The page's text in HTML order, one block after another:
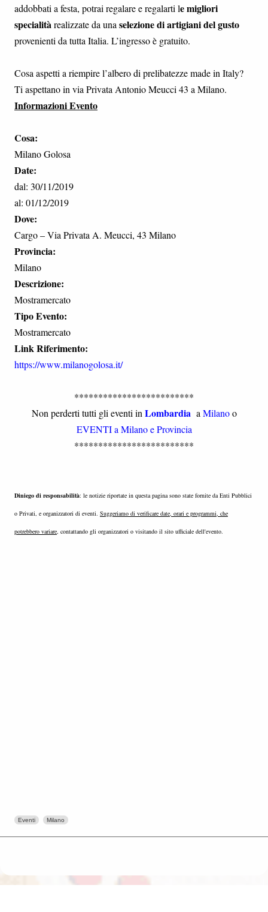
addobbati a festa, potrai regalare e regalarti le migliori
specialitàrealizzate da una selezione di artigiani del gusto
provenienti da tutta Italia. L’ingresso è gratuito.
Cosa aspetti a riempire l’albero di prelibatezze made in Italy?
Ti aspettano in via Privata Antonio Meucci 43 a Milano.
Informazioni Evento
Cosa:
Milano Golosa
Date:
dal: 30/11/2019
al: 01/12/2019
Dove:
Cargo – Via Privata A. Meucci, 43 Milano
Provincia:
Milano
Descrizione:
Mostramercato
Tipo Evento:
Mostramercato
Link Riferimento:
https://www.milanogolosa.it/
*************************
Non perderti tutti gli eventi in Lombardia a Milanoo
EVENTI a Milano e Provincia
*************************
Diniego di responsabilità: le notizie riportate in questa pagina sono state fornite da Enti Pubblici
o Privati, e organizzatori di eventi. Suggeriamo di verificare date, orari e programmi, che
potrebbero variare, contattando gli organizzatori o visitando il sito ufficiale dell'evento.
Eventi Milano